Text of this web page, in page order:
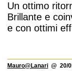
Un ottimo
Brillante e
e con ottimi
Mauro@Lanari @ 20/